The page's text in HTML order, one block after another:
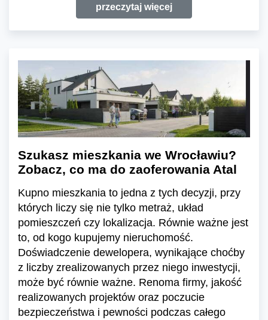
przeczytaj więcej
Szukasz mieszkania we Wrocławiu?
Zobacz, co ma do zaoferowania Atal
Kupno mieszkania to jedna z tych decyzji, przy
których liczy się nie tylko metraż, układ
pomieszczeń czy lokalizacja. Równie ważne jest
to, od kogo kupujemy nieruchomość.
Doświadczenie dewelopera, wynikające choćby
z liczby zrealizowanych przez niego inwestycji,
może być równie ważne. Renoma firmy, jakość
realizowanych projektów oraz poczucie
bezpieczeństwa i pewności podczas całego